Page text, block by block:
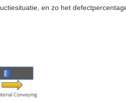
en zo het